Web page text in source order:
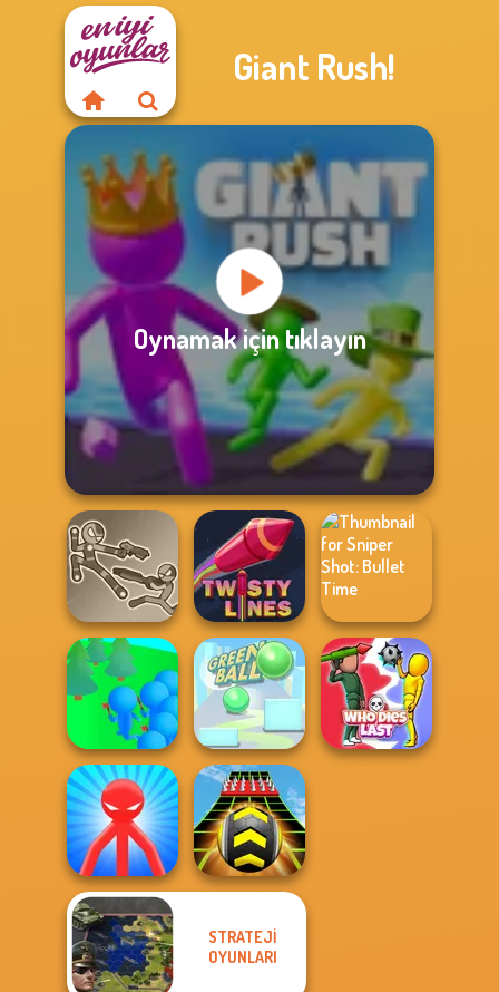
Giant Rush!
Oynamak için tıklayın
Stick Duel: Battle
Hero
Twisty Lines
Sniper Shot:
Bullet Time
Crowd
Lumberjack
Green Ball
Red Stickman vs
Monster School
STRATEJI
OYUNLARI